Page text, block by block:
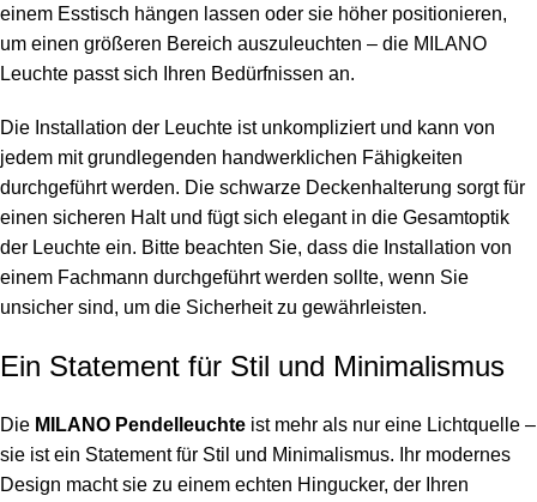
einem Esstisch hängen lassen oder sie höher positionieren,
um einen größeren Bereich auszuleuchten – die MILANO
Leuchte passt sich Ihren Bedürfnissen an.
Die Installation der Leuchte ist unkompliziert und kann von
jedem mit grundlegenden handwerklichen Fähigkeiten
durchgeführt werden. Die schwarze Deckenhalterung sorgt für
einen sicheren Halt und fügt sich elegant in die Gesamtoptik
der Leuchte ein. Bitte beachten Sie, dass die Installation von
einem Fachmann durchgeführt werden sollte, wenn Sie
unsicher sind, um die Sicherheit zu gewährleisten.
Ein Statement für Stil und Minimalismus
Die MILANO Pendelleuchte ist mehr als nur eine Lichtquelle –
sie ist ein Statement für Stil und Minimalismus. Ihr modernes
Design macht sie zu einem echten Hingucker, der Ihren